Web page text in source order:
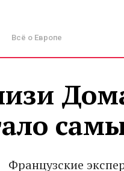
Всё о Европе
Французские